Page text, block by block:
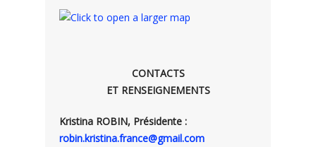
CONTACTS
ET RENSEIGNEMENTS
Kristina ROBIN, Présidente :
robin.kristina.france@gmail.com